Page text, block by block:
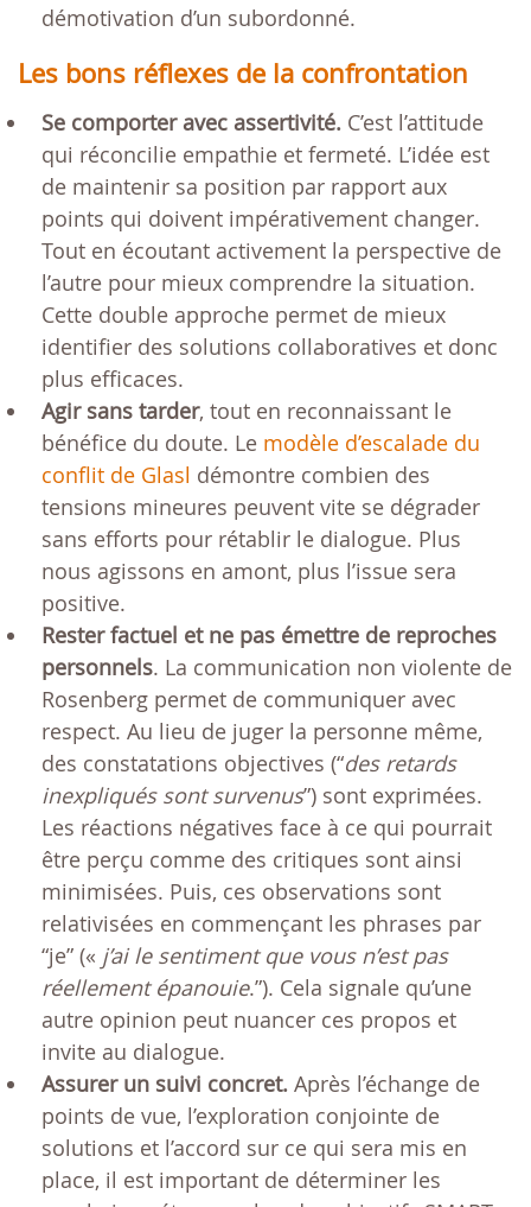
démotivation d’un subordonné.
Les bons réflexes de la confrontation
Se comporter avec assertivité. C’est l’attitude
qui réconcilie empathie et fermeté. L’idée est
de maintenir sa position par rapport aux
points qui doivent impérativement changer.
Tout en écoutant activement la perspective de
l’autre pour mieux comprendre la situation.
Cette double approche permet de mieux
identifier des solutions collaboratives et donc
plus efficaces.
Agir sans tarder, tout en reconnaissant le
bénéfice du doute. Le modèle d’escalade du
conflit de Glasl démontre combien des
tensions mineures peuvent vite se dégrader
sans efforts pour rétablir le dialogue. Plus
nous agissons en amont, plus l’issue sera
positive.
Rester factuel et ne pas émettre de reproches
personnels. La communication non violente de
Rosenberg permet de communiquer avec
respect. Au lieu de juger la personne même,
des constatations objectives (“des retards
inexpliqués sont survenus”) sont exprimées.
Les réactions négatives face à ce qui pourrait
être perçu comme des critiques sont ainsi
minimisées. Puis, ces observations sont
relativisées en commençant les phrases par
“je” (« j’ai le sentiment que vous n’est pas
réellement épanouie.”). Cela signale qu’une
autre opinion peut nuancer ces propos et
invite au dialogue.
Assurer un suivi concret. Après l’échange de
points de vue, l’exploration conjointe de
solutions et l’accord sur ce qui sera mis en
place, il est important de déterminer les